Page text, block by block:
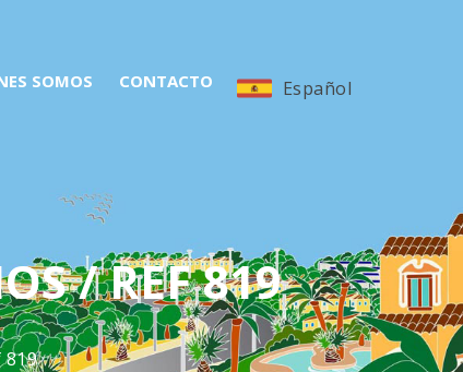
SOMOS CONTACTO Español
/ REF 819